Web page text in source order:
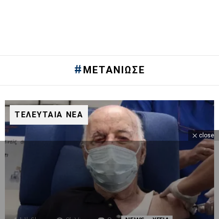
ΜΕΤΆΝΙΩΣΕ
ΤΕΛΕΥΤΑΙΑ ΝΕΑ
close